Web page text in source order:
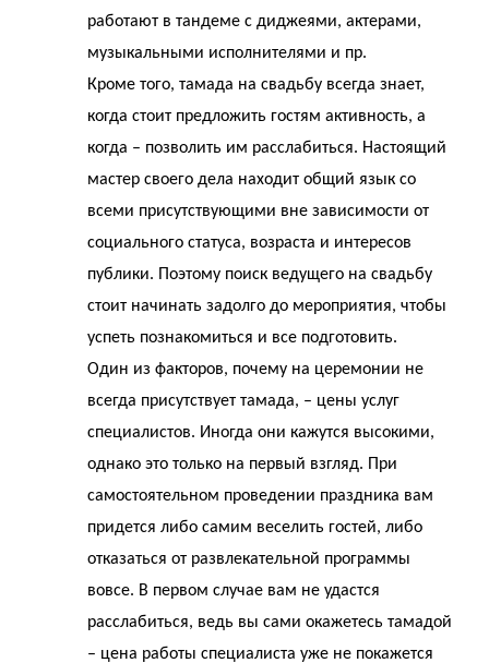
работают в тандеме с диджеями, актерами,
музыкальными исполнителями и пр.
Кроме того, тамада на свадьбу всегда знает,
когда стоит предложить гостям активность, а
когда – позволить им расслабиться. Настоящий
мастер своего дела находит общий язык со
всеми присутствующими вне зависимости от
социального статуса, возраста и интересов
публики. Поэтому поиск ведущего на свадьбу
стоит начинать задолго до мероприятия, чтобы
успеть познакомиться и все подготовить.
Один из факторов, почему на церемонии не
всегда присутствует тамада, – цены услуг
специалистов. Иногда они кажутся высокими,
однако это только на первый взгляд. При
самостоятельном проведении праздника вам
придется либо самим веселить гостей, либо
отказаться от развлекательной программы
вовсе. В первом случае вам не удастся
расслабиться, ведь вы сами окажетесь тамадой
– цена работы специалиста уже не покажется